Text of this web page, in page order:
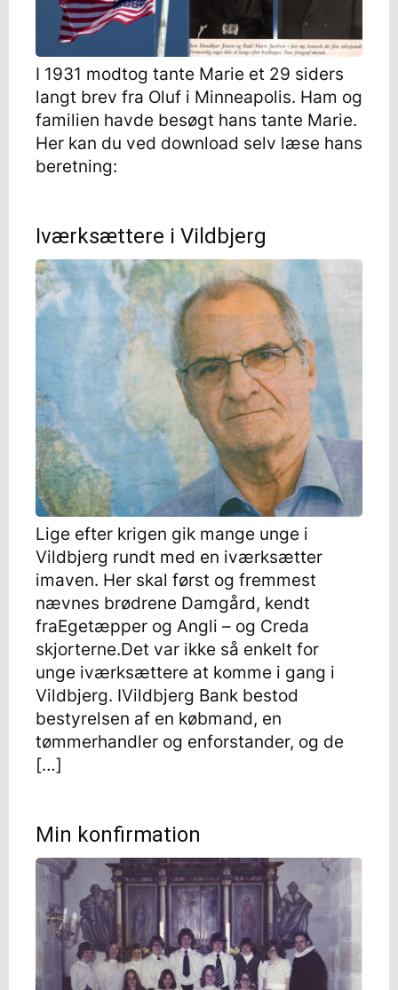
I 1931 modtog tante Marie et 29 siders
langt brev fra Oluf i Minneapolis. Ham og
familien havde besøgt hans tante Marie.
Her kan du ved download selv læse hans
beretning:
Iværksættere i Vildbjerg
Lige efter krigen gik mange unge i
Vildbjerg rundt med en iværksætter
imaven. Her skal først og fremmest
nævnes brødrene Damgård, kendt
fraEgetæpper og Angli – og Creda
skjorterne.Det var ikke så enkelt for
unge iværksættere at komme i gang i
Vildbjerg. IVildbjerg Bank bestod
bestyrelsen af en købmand, en
tømmerhandler og enforstander, og de
[…]
Min konfirmation